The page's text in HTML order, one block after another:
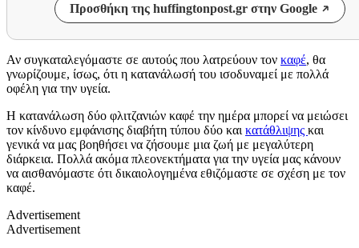
Προσθήκη της huffingtonpost.gr στην Google
Αν συγκαταλεγόμαστε σε αυτούς που λατρεύουν τον καφέ, θα
γνωρίζουμε, ίσως, ότι η κατανάλωσή του ισοδυναμεί με πολλά
οφέλη για την υγεία.
Η κατανάλωση δύο φλιτζανιών καφέ την ημέρα μπορεί να μειώσει
τον κίνδυνο εμφάνισης διαβήτη τύπου δύο και κατάθλιψης και
γενικά να μας βοηθήσει να ζήσουμε μια ζωή με μεγαλύτερη
διάρκεια. Πολλά ακόμα πλεονεκτήματα για την υγεία μας κάνουν
να αισθανόμαστε ότι δικαιολογημένα εθιζόμαστε σε σχέση με τον
καφέ.
Advertisement
Advertisement